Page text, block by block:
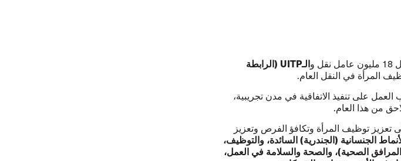
و الـUITP (الرابطة
المرأة في النقل العام.
على تنفيذ الاتفاقية في مدن تجريبية،
من هذا العام.
تعزيز توظيف المرأة وتكافؤ الفرص وتعزيز
الجنسانية (الجندرية) السائدة، والتوظيف،
الصحية)، والصحة والسلامة في العمل،